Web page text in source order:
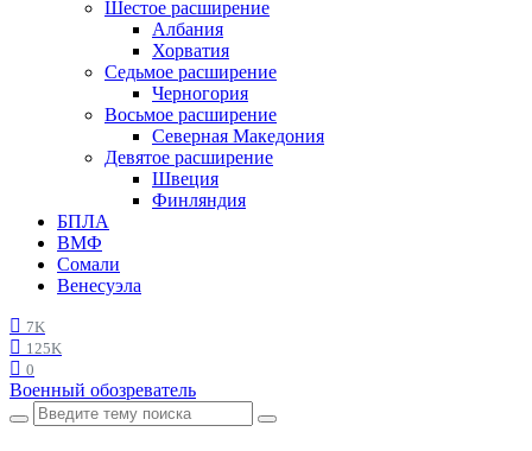
Шестое расширение
Албания
Хорватия
Седьмое расширение
Черногория
Восьмое расширение
Северная Македония
Девятое расширение
Швеция
Финляндия
БПЛА
ВМФ
Сомали
Венесуэла
7K
125K
0
Военный обозреватель